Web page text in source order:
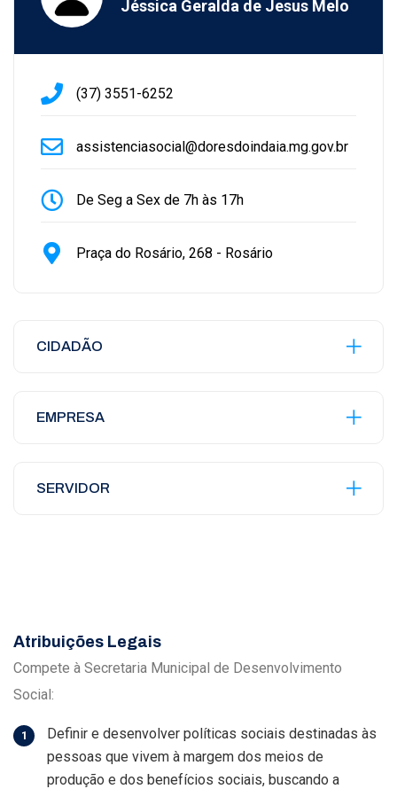
Jéssica Geralda de Jesus Melo
(37) 3551-6252
assistenciasocial@doresdoindaia.mg.gov.br
De Seg a Sex de 7h às 17h
Praça do Rosário, 268 - Rosário
CIDADÃO
EMPRESA
SERVIDOR
Atribuições Legais
Compete à Secretaria Municipal de Desenvolvimento
Social:
Definir e desenvolver políticas sociais destinadas às
pessoas que vivem à margem dos meios de
produção e dos benefícios sociais, buscando a